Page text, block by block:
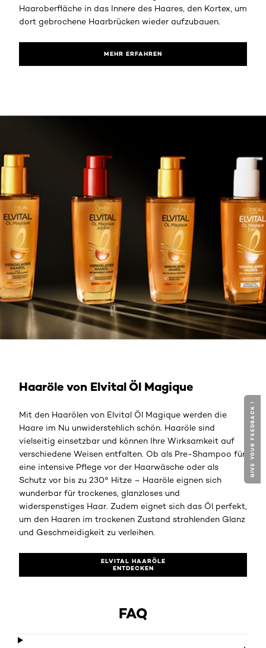
Haaroberfläche in das Innere des Haares, den Kortex, um
dort gebrochene Haarbrücken wieder aufzubauen.
MEHR ERFAHREN
Haaröle von Elvital Öl Magique
Mit den Haarölen von Elvital Öl Magique werden die
Haare im Nu unwiderstehlich schön. Haaröle sind
vielseitig einsetzbar und können Ihre Wirksamkeit auf
verschiedene Weisen entfalten. Ob als Pre-Shampoo für
eine intensive Pflege vor der Haarwäsche oder als
Schutz vor bis zu 230° Hitze – Haaröle eignen sich
wunderbar für trockenes, glanzloses und
widerspenstiges Haar. Zudem eignet sich das Öl perfekt,
um den Haaren im trockenen Zustand strahlenden Glanz
und Geschmeidigkeit zu verleihen.
ELVITAL HAARÖLE
ENTDECKEN
FAQ
GIVE YOUR FEEDBACK !